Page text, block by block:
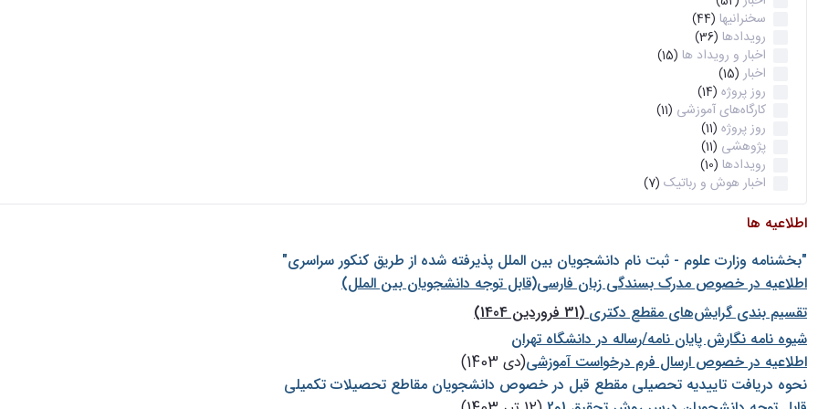
سخنرانیها (44)
رویدادها (36)
اخبار و رویداد ها (15)
اخبار (15)
روز پروژه (14)
کارگاه‌های آموزشی (11)
روز پروژه (11)
پژوهشی (11)
رویدادها (10)
اخبار هوش و رباتیک (7)
اطلاعیه ها
"بخشنامه وزارت علوم - ثبت نام دانشجويان بين الملل پذيرفته شده از طريق كنكور سراسری"
اطلاعیه در خصوص مدرک بسندگی زبان فارسی(قابل توجه دانشجویان بین الملل)
تقسیم بندی گرایش‌های مقطع دکتری(31 فروردین 1404)
شيوه نامه نگارش پايان نامه/رساله در دانشگاه تهران
اطلاعیه در خصوص ارسال فرم درخواست آموزشی(دی 1403)
نحوه دریافت تاییدیه تحصیلی مقطع قبل در خصوص دانشجویان مقاطع تحصیلات تکمیلی